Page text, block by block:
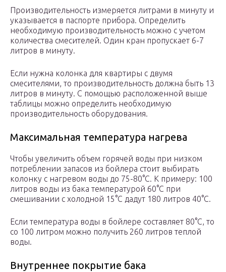
Производительность измеряется литрами в минуту и
указывается в паспорте прибора. Определить
необходимую производительность можно с учетом
количества смесителей. Один кран пропускает 6-7
литров в минуту.
Если нужна колонка для квартиры с двумя
смесителями, то производительность должна быть 13
литров в минуту. С помощью расположенной выше
таблицы можно определить необходимую
производительность оборудования.
Максимальная температура нагрева
Чтобы увеличить объем горячей воды при низком
потреблении запасов из бойлера стоит выбирать
колонку с нагревом воды до 75-80°С. К примеру: 100
литров воды из бака температурой 60°С при
смешивании с холодной 15°С дадут 180 литров 40°С.
Если температура воды в бойлере составляет 80°С, то
со 100 литром можно получить 260 литров теплой
воды.
Внутреннее покрытие бака